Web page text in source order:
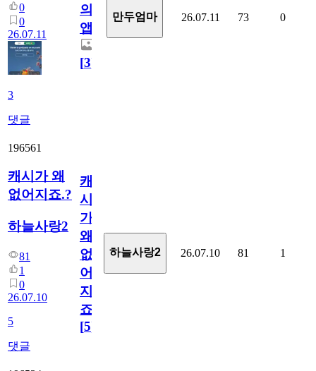
0
0
26.07.11
3
댓글
의
앱.
[3]
만두엄마 26.07.11 73 0
196561
캐시가 왜
없어지죠.?
하늘사랑2
81
1
0
26.07.10
5
댓글
캐
시
가
왜
없
어
지
죠.?
[5]
하늘사랑2 26.07.10 81 1